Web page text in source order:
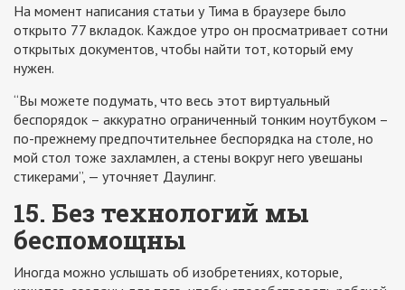
На момент написания статьи у Тима в браузере было
открыто 77 вкладок. Каждое утро он просматривает сотни
открытых документов, чтобы найти тот, который ему
нужен.
“Вы можете подумать, что весь этот виртуальный
беспорядок – аккуратно ограниченный тонким ноутбуком –
по-прежнему предпочтительнее беспорядка на столе, но
мой стол тоже захламлен, а стены вокруг него увешаны
стикерами”, — уточняет Даулинг.
15. Без технологий мы
беспомощны
Иногда можно услышать об изобретениях, которые,